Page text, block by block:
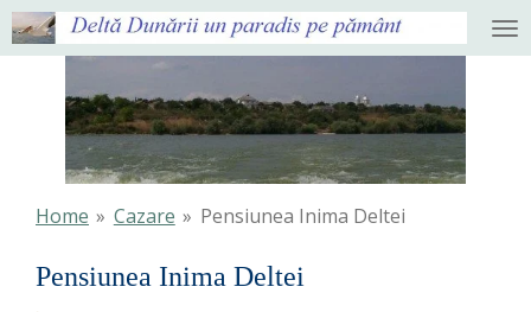
Ga
direct
hoofdinhoud
Home » Cazare » Pensiunea Inima Deltei
Pensiunea Inima Deltei